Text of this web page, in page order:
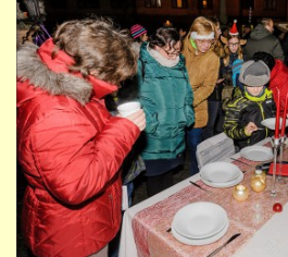
PRO RODIČE
TALENTOVÉ ZKOUŠKY
STUDIJNÍ OBORY
GALERIE